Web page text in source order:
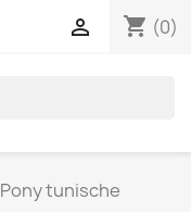
shopping_cart (0)

Pony tunische